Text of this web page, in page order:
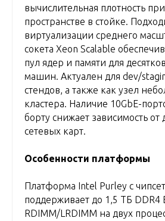
вычислительная плотность
пространстве в стойке.
виртуализации среднего
сокета Xeon Scalable
пул ядер и памяти для
машин. Актуален для dev/
стендов, а также как узел
кластера. Наличие 10GbE-
борту снижает зависимость
сетевых карт.
Особенности платформы
Платформа Intel Purley с
поддерживает до 1,5 ТБ DDR4
RDIMM/LRDIMM на двух